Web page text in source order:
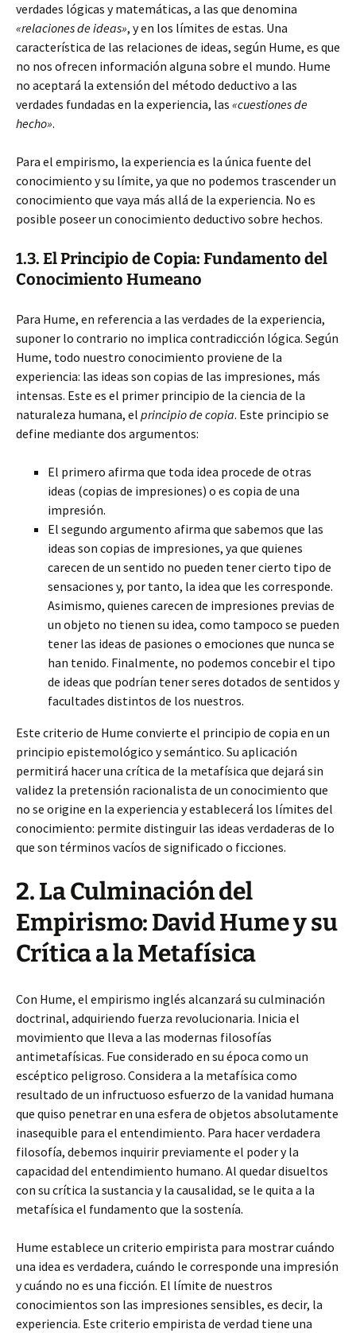
verdades lógicas y matemáticas, a las que denomina
«relaciones de ideas», y en los límites de estas. Una
característica de las relaciones de ideas, según Hume, es que
no nos ofrecen información alguna sobre el mundo. Hume
no aceptará la extensión del método deductivo a las
verdades fundadas en la experiencia, las «cuestiones de
hecho».
Para el empirismo, la experiencia es la única fuente del
conocimiento y su límite, ya que no podemos trascender un
conocimiento que vaya más allá de la experiencia. No es
posible poseer un conocimiento deductivo sobre hechos.
1.3. El Principio de Copia: Fundamento del
Conocimiento Humeano
Para Hume, en referencia a las verdades de la experiencia,
suponer lo contrario no implica contradicción lógica. Según
Hume, todo nuestro conocimiento proviene de la
experiencia: las ideas son copias de las impresiones, más
intensas. Este es el primer principio de la ciencia de la
naturaleza humana, el principio de copia. Este principio se
define mediante dos argumentos:
El primero afirma que toda idea procede de otras
ideas (copias de impresiones) o es copia de una
impresión.
El segundo argumento afirma que sabemos que las
ideas son copias de impresiones, ya que quienes
carecen de un sentido no pueden tener cierto tipo de
sensaciones y, por tanto, la idea que les corresponde.
Asimismo, quienes carecen de impresiones previas de
un objeto no tienen su idea, como tampoco se pueden
tener las ideas de pasiones o emociones que nunca se
han tenido. Finalmente, no podemos concebir el tipo
de ideas que podrían tener seres dotados de sentidos y
facultades distintos de los nuestros.
Este criterio de Hume convierte el principio de copia en un
principio epistemológico y semántico. Su aplicación
permitirá hacer una crítica de la metafísica que dejará sin
validez la pretensión racionalista de un conocimiento que
no se origine en la experiencia y establecerá los límites del
conocimiento: permite distinguir las ideas verdaderas de lo
que son términos vacíos de significado o ficciones.
2. La Culminación del
Empirismo: David Hume y su
Crítica a la Metafísica
Con Hume, el empirismo inglés alcanzará su culminación
doctrinal, adquiriendo fuerza revolucionaria. Inicia el
movimiento que lleva a las modernas filosofías
antimetafísicas. Fue considerado en su época como un
escéptico peligroso. Considera a la metafísica como
resultado de un infructuoso esfuerzo de la vanidad humana
que quiso penetrar en una esfera de objetos absolutamente
inasequible para el entendimiento. Para hacer verdadera
filosofía, debemos inquirir previamente el poder y la
capacidad del entendimiento humano. Al quedar disueltos
con su crítica la sustancia y la causalidad, se le quita a la
metafísica el fundamento que la sostenía.
Hume establece un criterio empirista para mostrar cuándo
una idea es verdadera, cuándo le corresponde una impresión
y cuándo no es una ficción. El límite de nuestros
conocimientos son las impresiones sensibles, es decir, la
experiencia. Este criterio empirista de verdad tiene una